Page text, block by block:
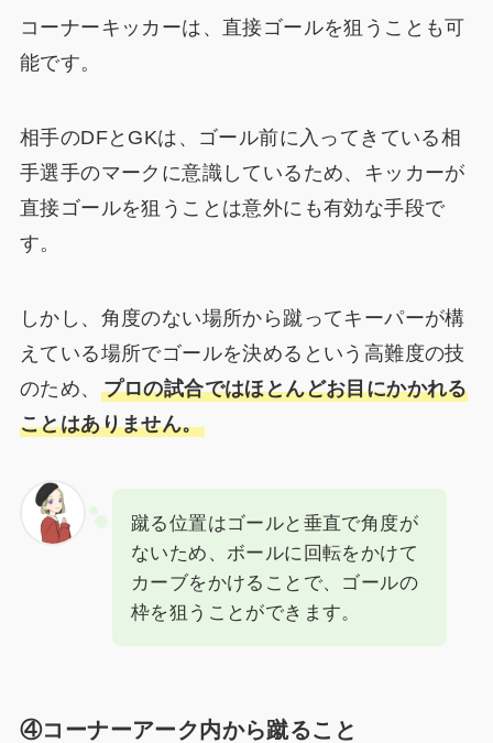
コーナーキッカーは、直接ゴールを狙うことも可
能です。
相手のDFとGKは、ゴール前に入ってきている相
手選手のマークに意識しているため、キッカーが
直接ゴールを狙うことは意外にも有効な手段で
す。
しかし、角度のない場所から蹴ってキーパーが構
えている場所でゴールを決めるという高難度の技
のため、 プロの試合ではほとんどお目にかかれる
ことはありません。
蹴る位置はゴールと垂直で角度が
ないため、ボールに回転をかけて
カーブをかけることで、ゴールの
枠を狙うことができます。
④コーナーアーク内から蹴ること